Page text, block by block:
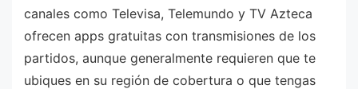
canales como Televisa, Telemundo y TV Azteca
ofrecen apps gratuitas con transmisiones de los
partidos, aunque generalmente requieren que te
ubiques en su región de cobertura o que tengas